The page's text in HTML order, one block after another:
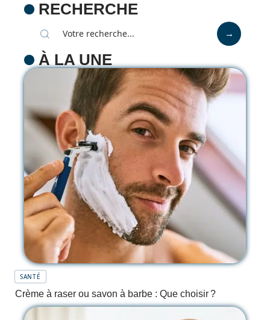
RECHERCHE
À LA UNE
SANTÉ
Crème à raser ou savon à barbe : Que choisir ?